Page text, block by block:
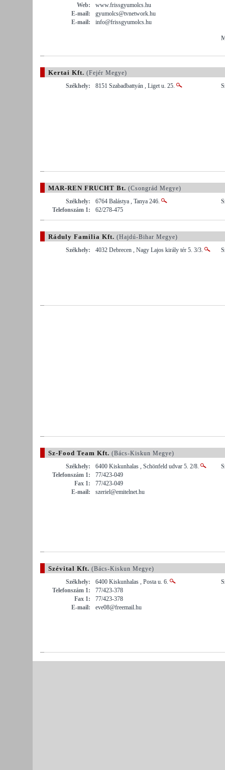
Web:
www.frissgyumolcs.hu
E-mail:
gyumolcs@tvnetwork.hu
E-mail:
info@frissgyumolcs.hu
Kertai Kft. (Fejér Megye)
Székhely:
8151 Szabadbattyán , Liget u. 25.
MAR-REN FRUCHT Bt. (Csongrád Megye)
Székhely:
6764 Balástya , Tanya 246.
Telefonszám 1:
62/278-475
Ráduly Familia Kft. (Hajdú-Bihar Megye)
Székhely:
4032 Debrecen , Nagy Lajos király tér 5. 3/3.
Sz-Food Team Kft. (Bács-Kiskun Megye)
Székhely:
6400 Kiskunhalas , Schönfeld udvar 5. 2/8.
Telefonszám 1:
77/423-049
Fax 1:
77/423-049
E-mail:
szeriel@emitelnet.hu
Szévital Kft. (Bács-Kiskun Megye)
Székhely:
6400 Kiskunhalas , Posta u. 6.
Telefonszám 1:
77/423-378
Fax 1:
77/423-378
E-mail:
eve08@freemail.hu